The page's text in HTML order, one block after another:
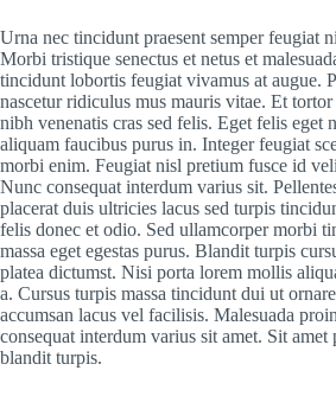
Urna nec tincidunt praesent semper feugiat
Morbi tristique senectus et netus et
tincidunt lobortis feugiat vivamus at augue.
nascetur ridiculus mus mauris vitae. Et
nibh venenatis cras sed felis. Eget felis eget
aliquam faucibus purus in. Integer feugiat
morbi enim. Feugiat nisl pretium fusce id
Nunc consequat interdum varius sit.
placerat duis ultricies lacus sed turpis
felis donec et odio. Sed ullamcorper morbi
massa eget egestas purus. Blandit turpis
platea dictumst. Nisi porta lorem mollis
a. Cursus turpis massa tincidunt dui ut
accumsan lacus vel facilisis. Malesuada
consequat interdum varius sit amet. Sit amet
blandit turpis.